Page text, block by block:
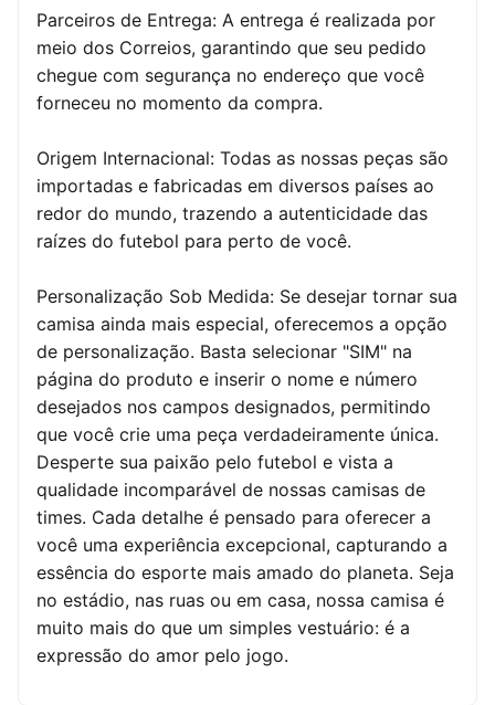
Parceiros de Entrega: A entrega é realizada por
meio dos Correios, garantindo que seu pedido
chegue com segurança no endereço que você
forneceu no momento da compra.
Origem Internacional: Todas as nossas peças são
importadas e fabricadas em diversos países ao
redor do mundo, trazendo a autenticidade das
raízes do futebol para perto de você.
Personalização Sob Medida: Se desejar tornar sua
camisa ainda mais especial, oferecemos a opção
de personalização. Basta selecionar "SIM" na
página do produto e inserir o nome e número
desejados nos campos designados, permitindo
que você crie uma peça verdadeiramente única.
Desperte sua paixão pelo futebol e vista a
qualidade incomparável de nossas camisas de
times. Cada detalhe é pensado para oferecer a
você uma experiência excepcional, capturando a
essência do esporte mais amado do planeta. Seja
no estádio, nas ruas ou em casa, nossa camisa é
muito mais do que um simples vestuário: é a
expressão do amor pelo jogo.